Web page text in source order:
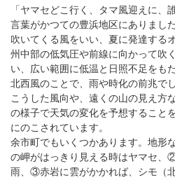
「ヤマセどこ行く、タマ風迎えに、
言葉がかつての豊浜地区にありまし
吹いてくる風をいい、夏に発達する
州中部の低気圧や前線に向かって吹
い、広い範囲に低温と日照不足をも
北西風のことで、雨や時化の前兆でし
こうした風向や、遠くの山の見え方
の様子で天気の変化を予想すること
にのこされています。
余市町でもいくつかあります。地形
の岬がはっきり見える時はヤマセ、
雨、③赤岩に雲がかかれば、シモ（